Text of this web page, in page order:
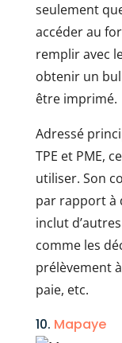
seulement
accéder au
remplir avec
obtenir un
être imprimé.
Adressé
TPE et PME,
utiliser. Son
par rapport à
inclut
comme les
prélèvement
paie, etc.
10. Mapaye